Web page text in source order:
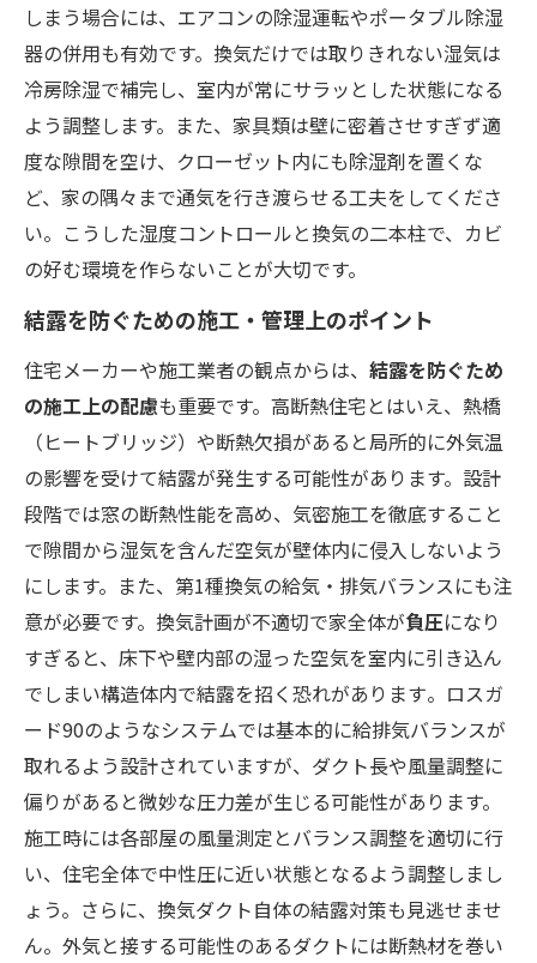
しまう場合には、エアコンの除湿運転やポータブル除湿
器の併用も有効です。換気だけでは取りきれない湿気は
冷房除湿で補完し、室内が常にサラッとした状態になる
よう調整します。また、家具類は壁に密着させすぎず適
度な隙間を空け、クローゼット内にも除湿剤を置くな
ど、家の隅々まで通気を行き渡らせる工夫をしてくださ
い​。こうした湿度コントロールと換気の二本柱で、カビ
の好む環境を作らないことが大切です。
結露を防ぐための施工・管理上のポイント
住宅メーカーや施工業者の観点からは、 結露を防ぐため
の施工上の配慮も重要です。高断熱住宅とはいえ、熱橋
（ヒートブリッジ）や断熱欠損があると局所的に外気温
の影響を受けて結露が発生する可能性があります。設計
段階では窓の断熱性能を高め、気密施工を徹底すること
で隙間から湿気を含んだ空気が壁体内に侵入しないよう
にします。また、第1種換気の給気・排気バランスにも注
意が必要です。換気計画が不適切で家全体が負圧になり
すぎると、床下や壁内部の湿った空気を室内に引き込ん
でしまい構造体内で結露を招く恐れがあります​。ロスガ
ード90のようなシステムでは基本的に給排気バランスが
取れるよう設計されていますが、ダクト長や風量調整に
偏りがあると微妙な圧力差が生じる可能性があります。
施工時には各部屋の風量測定とバランス調整を適切に行
い、住宅全体で中性圧に近い状態となるよう調整しまし
ょう。さらに、換気ダクト自体の結露対策も見逃せませ
ん。外気と接する可能性のあるダクトには断熱材を巻い